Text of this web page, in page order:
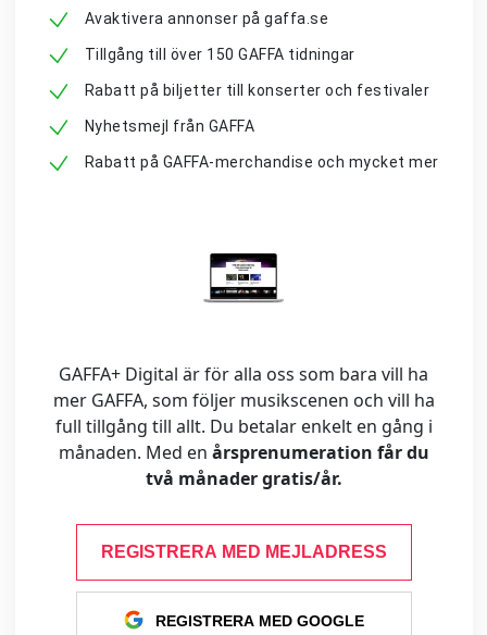
Avaktivera annonser på gaffa.se
Tillgång till över 150 GAFFA tidningar
Rabatt på biljetter till konserter och festivaler
Nyhetsmejl från GAFFA
Rabatt på GAFFA-merchandise och mycket mer
GAFFA+ Digital är för alla oss som bara vill ha
mer GAFFA, som följer musikscenen och vill ha
full tillgång till allt. Du betalar enkelt en gång i
månaden. Med en årsprenumeration får du
två månader gratis/år.
REGISTRERA MED MEJLADRESS
REGISTRERA MED GOOGLE